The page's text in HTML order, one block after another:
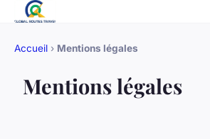
Accueil › Mentions légales
Mentions légales